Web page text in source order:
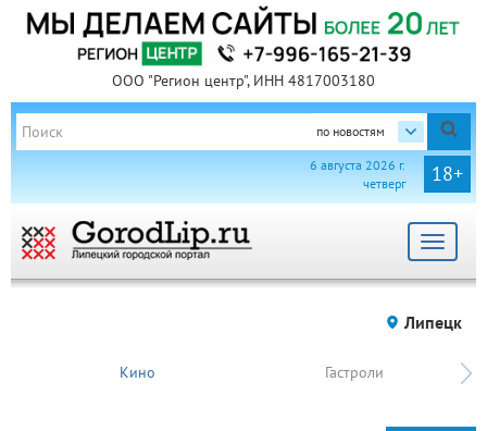
ООО "Регион центр", ИНН 4817003180
по новостям
18+
6 августа 2026 г.
четверг
Toggle
Липецк
Кино Гастроли